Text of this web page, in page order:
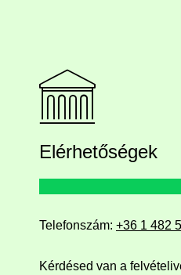
Elérhetőségek
Telefonszám: +36 1 482
Kérdésed van a